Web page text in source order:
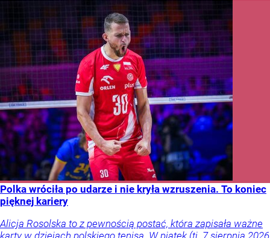
Polka wróciła po udarze i nie kryła wzruszenia. To koniec
pięknej kariery
Alicja Rosolska to z pewnością postać, która zapisała ważne
karty w dziejach polskiego tenisa. W piątek (tj. 7 sierpnia 2026